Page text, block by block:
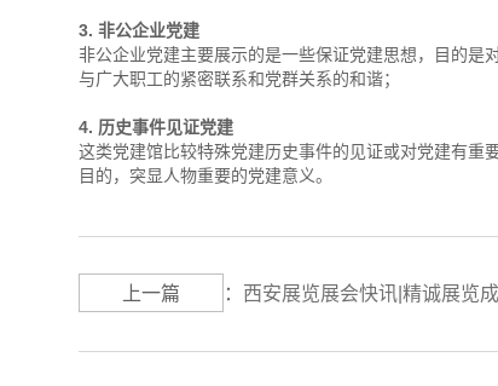
3. 非公企业党建
非公企业党建主要展示的是一些保证党建思想，目的是
与广大职工的紧密联系和党群关系的和谐；
4. 历史事件见证党建
这类党建馆比较特殊党建历史事件的见证或对党建有重
目的，突显人物重要的党建意义。
上一篇 ： 西安展览展会快讯|精诚展览